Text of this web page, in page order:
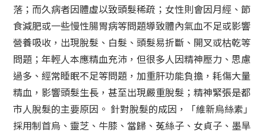
落；而久病者因體虛以致頭髮稀疏；女性則會因月經、節
食減肥或一些慢性腸胃病等問題導致體內氣血不足或影響
營養吸收，出現脫髮、白髮、頭髮易折斷、開叉或枯乾等
問題；年輕人本應精血充沛，但很多人因精神壓力、思慮
過多、經常睡眠不足等問題，加重肝功能負擔，耗傷大量
精血，影響頭髮生長，甚至出現嚴重脫髮；精神緊張是都
市人脫髮的主要原因。 針對脫髮的成因，「維新烏絲素」
採用制首烏、靈芝、牛膝、當歸、菟絲子、女貞子、墨旱